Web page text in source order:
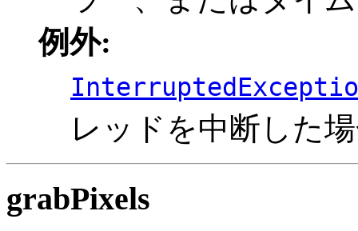
例外:
レッドを中断した
grabPixels